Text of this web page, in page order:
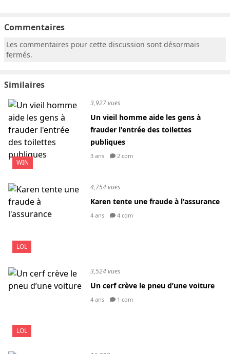
Commentaires
Les commentaires pour cette discussion sont désormais
fermés.
Similaires
WIN
3,927 vues
Un vieil homme aide les gens à
frauder l'entrée des toilettes
publiques
3 ans 2 com
LOL
4,754 vues
Karen tente une fraude à l'assurance
4 ans 4 com
LOL
3,524 vues
Un cerf crève le pneu d’une voiture
4 ans 1 com